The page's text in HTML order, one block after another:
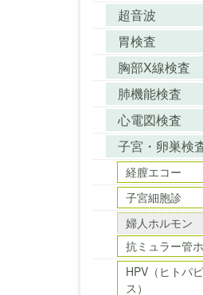
超音波
胃検査
胸部X線検査
肺機能検査
心電図検査
子宮・卵巣検
経膣エコー
子宮細胞診
婦人ホルモン
抗ミュラー管
HPV（ヒトパ
ス）